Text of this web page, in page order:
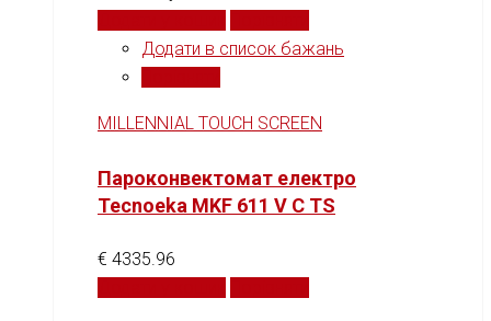
Додати в список бажань
MILLENNIAL TOUCH SCREEN
Пароконвектомат електро
Tecnoeka MKF 611 V C TS
€ 4335.96